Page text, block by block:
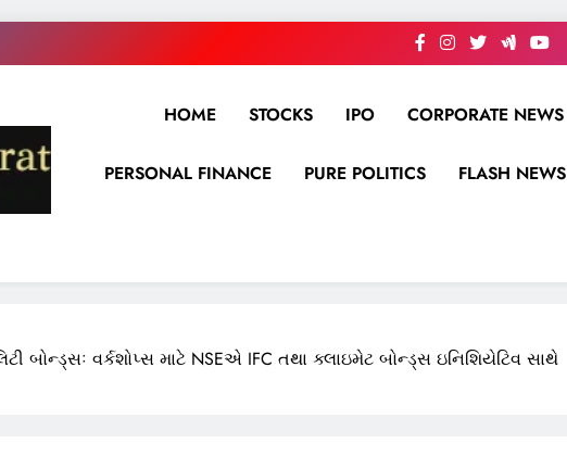
HOME STOCKS IPO CORPORATE NEWS
PERSONAL FINANCE PURE POLITICS FLASH NEWS
બોન્ડ્સઃ વર્કશોપ્સ માટે NSEએ IFC તથા ક્લાઇમેટ બોન્ડ્સ ઇનિશિયેટિવ સાથે